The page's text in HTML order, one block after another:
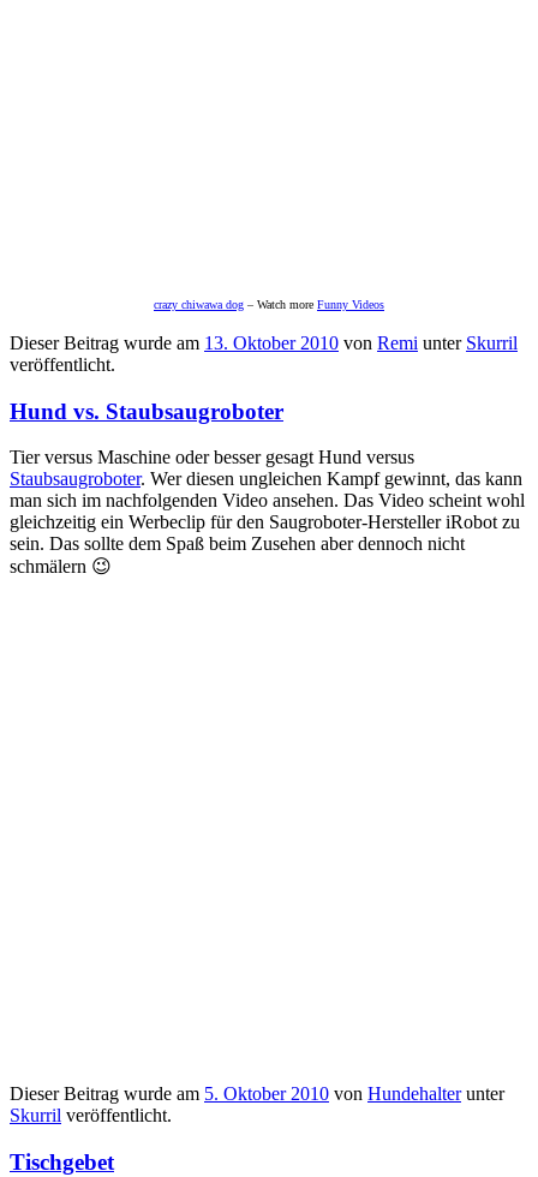
crazy chiwawa dog – Watch more Funny Videos
Dieser Beitrag wurde am 13. Oktober 2010 von Remi unter Skurril
veröffentlicht.
Hund vs. Staubsaugroboter
Tier versus Maschine oder besser gesagt Hund versus
Staubsaugroboter. Wer diesen ungleichen Kampf gewinnt, das kann
man sich im nachfolgenden Video ansehen. Das Video scheint wohl
gleichzeitig ein Werbeclip für den Saugroboter-Hersteller iRobot zu
sein. Das sollte dem Spaß beim Zusehen aber dennoch nicht
schmälern 😉
Dieser Beitrag wurde am 5. Oktober 2010 von Hundehalterunter
Skurril veröffentlicht.
Tischgebet